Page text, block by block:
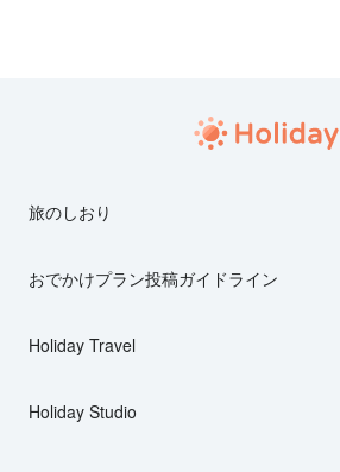
旅のしおり
おでかけプラン投稿ガイドライン
Holiday Travel
Holiday Studio